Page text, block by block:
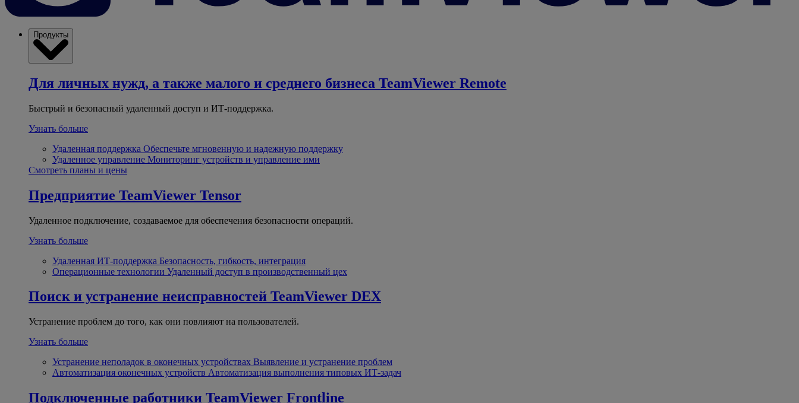
Продукты
Для личных нужд, а также малого и среднего бизнеса TeamViewer Remote
Быстрый и безопасный удаленный доступ и ИТ-поддержка.
Узнать больше
Удаленная поддержка Обеспечьте мгновенную и надежную поддержку
Удаленное управление Мониторинг устройств и управление ими
Смотреть планы и цены
Предприятие TeamViewer Tensor
Удаленное подключение, создаваемое для обеспечения безопасности операций.
Узнать больше
Удаленная ИТ-поддержка Безопасность, гибкость, интеграция
Операционные технологии Удаленный доступ в производственный цех
Поиск и устранение неисправностей TeamViewer DEX
Устранение проблем до того, как они повлияют на пользователей.
Узнать больше
Устранение неполадок в оконечных устройствах Выявление и устранение проблем
Автоматизация оконечных устройств Автоматизация выполнения типовых ИТ-задач
Подключенные работники TeamViewer Frontline